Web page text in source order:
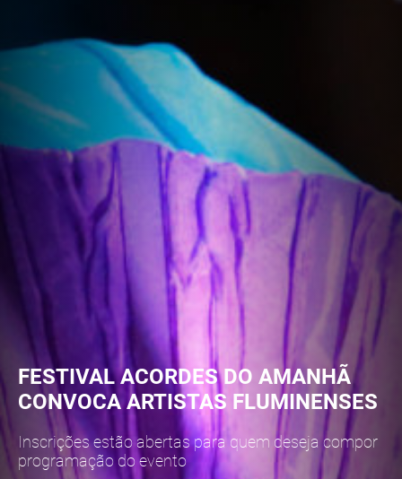
FESTIVAL ACORDES DO AMANHÃ
CONVOCA ARTISTAS FLUMINENSES
Inscrições estão abertas para quem deseja compor
programação do evento